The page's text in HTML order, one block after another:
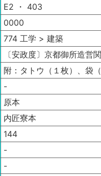
E2 ・ 403
0000
774 工学 > 建築
〔安政度〕京都御所造営
附：タトウ（１枚）、袋
-
原本
内匠寮本
144
-
-